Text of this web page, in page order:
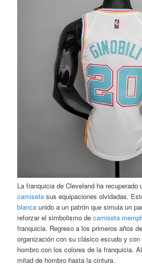
La franquicia de Cleveland ha recuperado
camiseta sus equipaciones olvidadas.
blanca unido a un patrón que simula un
reforzar el simbolismo decamiseta
franquicia. Regreso a los primeros años
organización con su clásico escudo y
hombro con los colores de la franquicia.
mitad de hombro hasta la cintura.